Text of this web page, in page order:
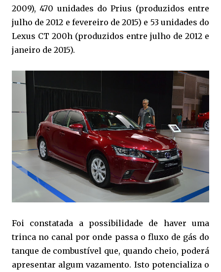
2009), 470 unidades do Prius (produzidos entre
julho de 2012 e fevereiro de 2015) e 53 unidades do
Lexus CT 200h (produzidos entre julho de 2012 e
janeiro de 2015).
Foi constatada a possibilidade de haver uma
trinca no canal por onde passa o fluxo de gás do
tanque de combustível que, quando cheio, poderá
apresentar algum vazamento. Isto potencializa o